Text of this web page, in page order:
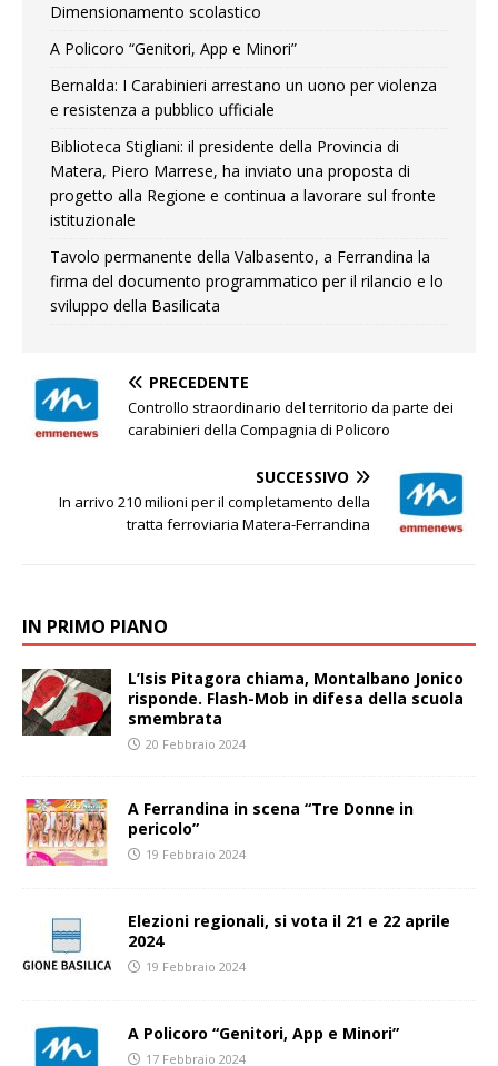
Dimensionamento scolastico
A Policoro “Genitori, App e Minori”
Bernalda: I Carabinieri arrestano un uono per violenza
e resistenza a pubblico ufficiale
Biblioteca Stigliani: il presidente della Provincia di
Matera, Piero Marrese, ha inviato una proposta di
progetto alla Regione e continua a lavorare sul fronte
istituzionale
Tavolo permanente della Valbasento, a Ferrandina la
firma del documento programmatico per il rilancio e lo
sviluppo della Basilicata
PRECEDENTE
Controllo straordinario del territorio da parte dei
carabinieri della Compagnia di Policoro
SUCCESSIVO
In arrivo 210 milioni per il completamento della
tratta ferroviaria Matera-Ferrandina
IN PRIMO PIANO
L’Isis Pitagora chiama, Montalbano Jonico
risponde. Flash-Mob in difesa della scuola
smembrata
20 Febbraio 2024
A Ferrandina in scena “Tre Donne in
pericolo”
19 Febbraio 2024
Elezioni regionali, si vota il 21 e 22 aprile
2024
19 Febbraio 2024
A Policoro “Genitori, App e Minori”
17 Febbraio 2024